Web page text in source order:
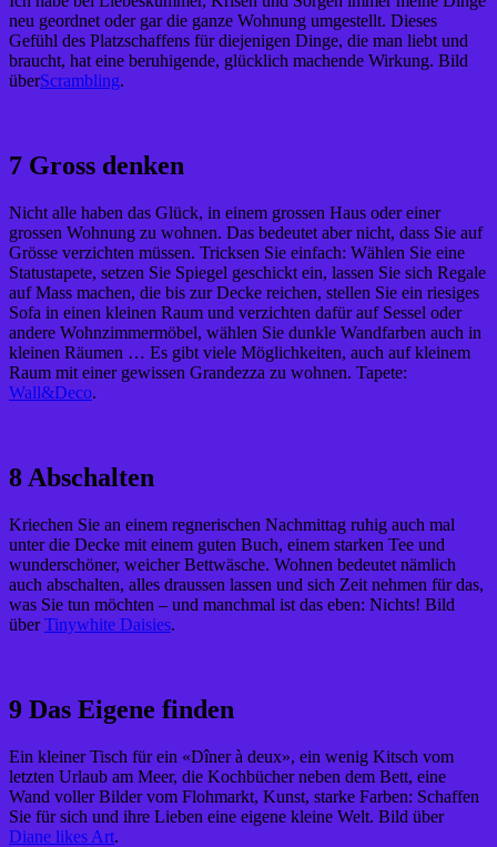
neu geordnet oder gar die ganze Wohnung umgestellt. Dieses
Gefühl des Platzschaffens für diejenigen Dinge, die man liebt und
braucht, hat eine beruhigende, glücklich machende Wirkung. Bild
überScrambling.
7 Gross denken
Nicht alle haben das Glück, in einem grossen Haus oder einer
grossen Wohnung zu wohnen. Das bedeutet aber nicht, dass Sie auf
Grösse verzichten müssen. Tricksen Sie einfach: Wählen Sie eine
Statustapete, setzen Sie Spiegel geschickt ein, lassen Sie sich Regale
auf Mass machen, die bis zur Decke reichen, stellen Sie ein riesiges
Sofa in einen kleinen Raum und verzichten dafür auf Sessel oder
andere Wohnzimmermöbel, wählen Sie dunkle Wandfarben auch in
kleinen Räumen … Es gibt viele Möglichkeiten, auch auf kleinem
Raum mit einer gewissen Grandezza zu wohnen. Tapete:
Wall&Deco.
8 Abschalten
Kriechen Sie an einem regnerischen Nachmittag ruhig auch mal
unter die Decke mit einem guten Buch, einem starken Tee und
wunderschöner, weicher Bettwäsche. Wohnen bedeutet nämlich
auch abschalten, alles draussen lassen und sich Zeit nehmen für das,
was Sie tun möchten – und manchmal ist das eben: Nichts! Bild
überTinywhite Daisies.
9 Das Eigene finden
Ein kleiner Tisch für ein «Dîner à deux», ein wenig Kitsch vom
letzten Urlaub am Meer, die Kochbücher neben dem Bett, eine
Wand voller Bilder vom Flohmarkt, Kunst, starke Farben: Schaffen
Sie für sich und ihre Lieben eine eigene kleine Welt. Bild über
Diane likes Art.